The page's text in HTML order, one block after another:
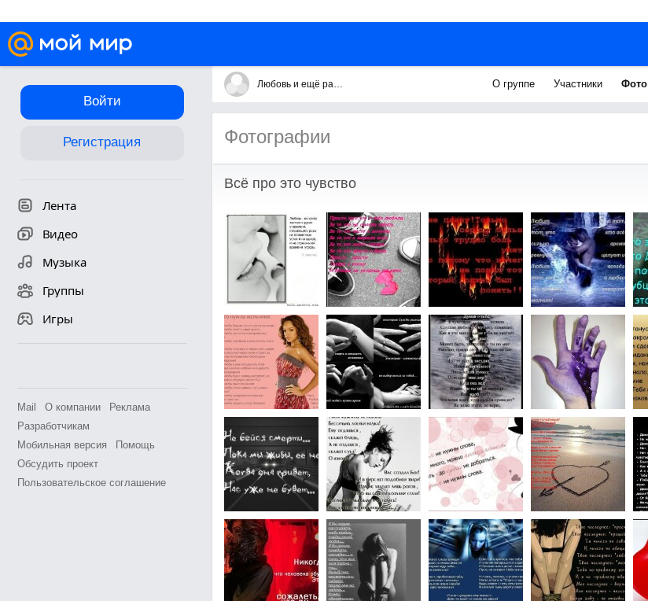
Войти
Регистрация
Лента
Видео
Музыка
Группы
Игры
Mail О компании
Реклама
Разработчикам
Мобильная версия
Помощь
Обсудить проект
Пользовательское соглашение
Любовь и ещё раз Любовь О группе Участники Фото
Фотографии
Всё про это чувство